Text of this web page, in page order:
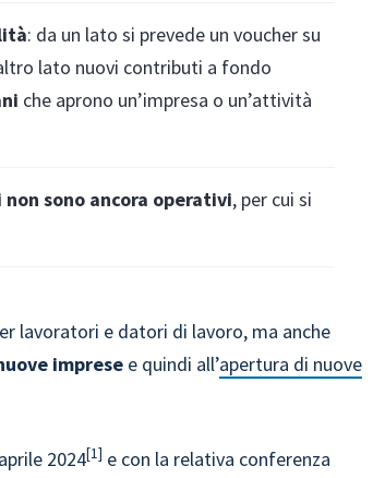
: da un lato si prevede un voucher su
lato nuovi contributi a fondo
che aprono un’impresa o un’attività
sono ancora operativi, per cui si
lavoratori e datori di lavoro, ma anche
imprese e quindi all’apertura di nuove
2024 1 e con la relativa conferenza